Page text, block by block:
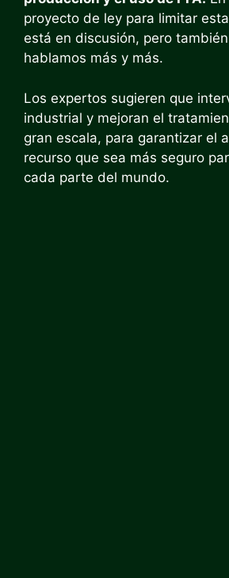
proyecto de ley para limitar
está en discusión, pero
hablamos más y más.
Los expertos sugieren que
industrial y mejoran el
gran escala, para garantizar el
recurso que sea más seguro
cada parte del mundo.